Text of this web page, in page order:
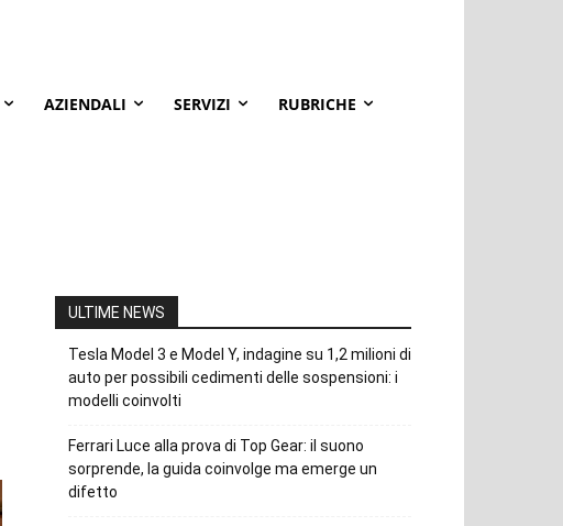
AZIENDALI SERVIZI RUBRICHE
ULTIME NEWS
Tesla Model 3 e Model Y, indagine su 1,2 milioni di
auto per possibili cedimenti delle sospensioni: i
modelli coinvolti
Ferrari Luce alla prova di Top Gear: il suono
sorprende, la guida coinvolge ma emerge un
difetto